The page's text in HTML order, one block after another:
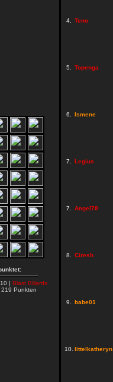
| Blast Billards
Punkten
4. Teno
5. Topenga
6. Ismene
7. Legius
7. Angel78
8. Ciresh
9. babe01
10. littelkatheryn